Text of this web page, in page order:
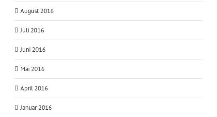
August 2016
Juli 2016
Juni 2016
Mai 2016
April 2016
Januar 2016